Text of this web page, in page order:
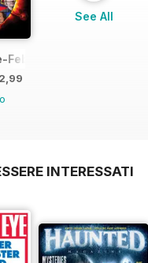
de 2013
See All
INTERESSATI